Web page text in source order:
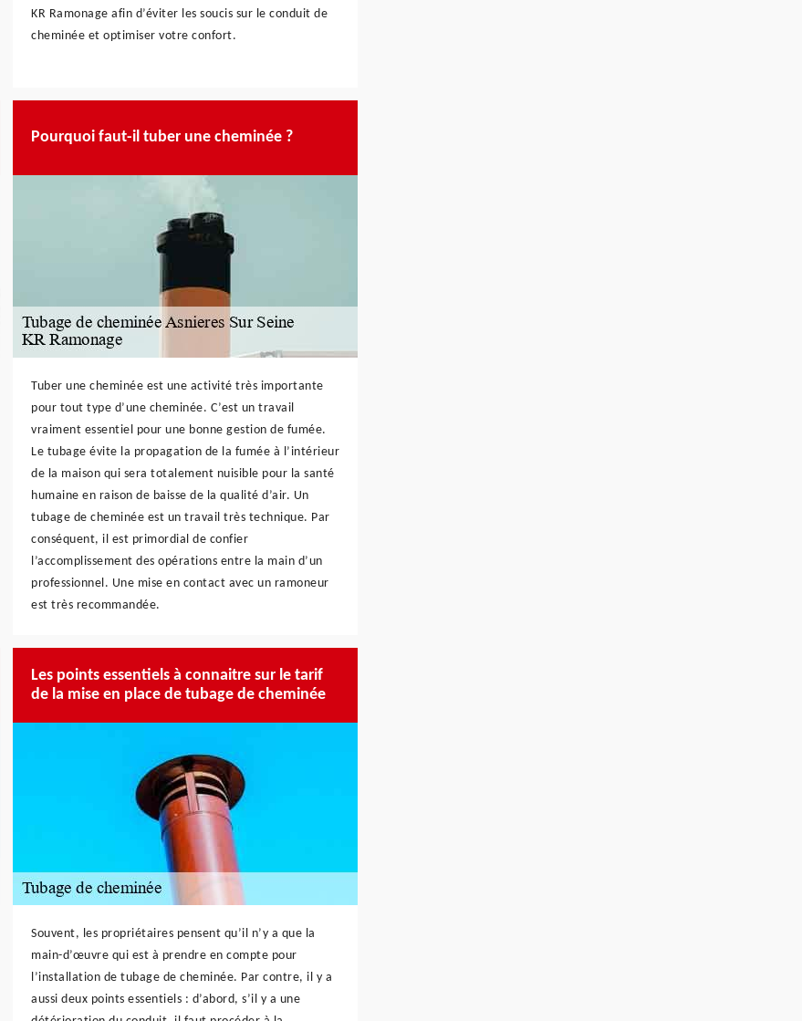
KR Ramonage afin d’éviter les soucis sur le conduit de
cheminée et optimiser votre confort.
Pourquoi faut-il tuber une cheminée ?
Tuber une cheminée est une activité très importante
pour tout type d’une cheminée. C’est un travail
vraiment essentiel pour une bonne gestion de fumée.
Le tubage évite la propagation de la fumée à l’intérieur
de la maison qui sera totalement nuisible pour la santé
humaine en raison de baisse de la qualité d’air. Un
tubage de cheminée est un travail très technique. Par
conséquent, il est primordial de confier
l’accomplissement des opérations entre la main d’un
professionnel. Une mise en contact avec un ramoneur
est très recommandée.
Les points essentiels à connaitre sur le tarif
de la mise en place de tubage de cheminée
Souvent, les propriétaires pensent qu’il n’y a que la
main-d’œuvre qui est à prendre en compte pour
l’installation de tubage de cheminée. Par contre, il y a
aussi deux points essentiels : d’abord, s’il y a une